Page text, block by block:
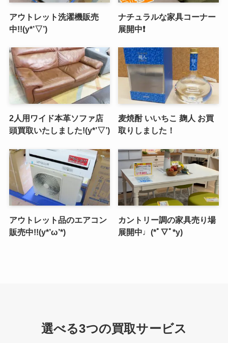
アウトレット洗濯機販売
中!!(y*’▽’)
ナチュラルな家具コーナー
展開中❗️
2人用ワイド本革ソファ店
頭買取いたしました!(y*’▽’)
麦焼酎 いいちこ 麹人 お買
取りしました！
アウトレット品のエアコン
販売中!!(y*’ω’*)
カントリー調の家具売り場
展開中♩(*ﾟ▽ﾟ*y)
選べる3つの買取サービス